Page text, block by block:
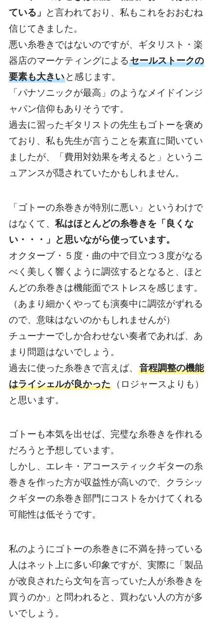
ている」
と言われており、私もこれをおおむね
信じてきました。
悪い糸巻きではないのですが、ギタリスト・楽
器店のマーケティングによるセールストークの
要素も大きいと感じます。
「パナソニックが最高」のようなメイドインジ
ャパン信仰もありそうです。
過去に習ったギタリストの先生もゴトーを褒め
ており、私も先生が言うことを素直に聞いてい
ましたが、「費用対効果を考えると」というニ
ュアンスが隠されていたかもしれません。
「ゴトーの糸巻きが特別に悪い」というわけで
はなくて、 私はほとんどの糸巻きを「良くな
い・・・」と思いながら使っています。
オクターブ・５度・曲の中で目立つ３度がなる
べく美しく響くように調弦するとなると、ほと
んどの糸巻きは機能面でストレスを感じます。
（あまり細かくやっても演奏中に調弦がずれる
ので、意味はないのかもしれませんが）
チューナーでしか合わせない奏者であれば、あ
まり問題はないでしょう。
過去に使った糸巻きで言えば、 音程調整の機能
はライシェルが良かった（ロジャースよりも）
と思います。
ゴトーも本気を出せば、完璧な糸巻きを作れる
だろうと予想しています。
しかし、エレキ・アコースティックギターの糸
巻きを作った方が収益性が高いので、クラシッ
クギターの糸巻き部門にコストをかけてくれる
可能性は低そうです。
私のようにゴトーの糸巻きに不満を持っている
人はネット上に多い印象ですが、実際に「製品
が改良されたら文句を言っていた人が糸巻きを
買うのか」と問われると、買わない人の方が多
いでしょう。